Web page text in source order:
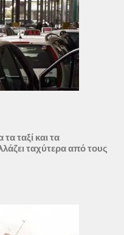
τα ταξί και τα
ταχύτερα από τους